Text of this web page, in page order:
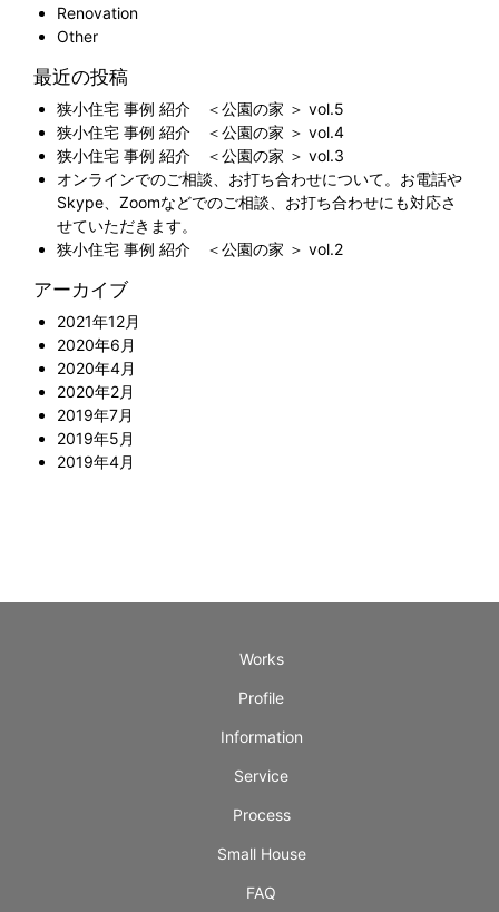
Renovation
Other
最近の投稿
狭小住宅 事例 紹介 ＜公園の家 ＞ vol.5
狭小住宅 事例 紹介 ＜公園の家 ＞ vol.4
狭小住宅 事例 紹介 ＜公園の家 ＞ vol.3
オンラインでのご相談、お打ち合わせについて。お電話や
Skype、Zoomなどでのご相談、お打ち合わせにも対応さ
せていただきます。
狭小住宅 事例 紹介 ＜公園の家 ＞ vol.2
アーカイブ
2021年12月
2020年6月
2020年4月
2020年2月
2019年7月
2019年5月
2019年4月
Works
Profile
Information
Service
Process
Small House
FAQ